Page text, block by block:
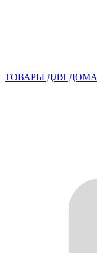
ТОВАРЫ ДЛЯ ДОМА